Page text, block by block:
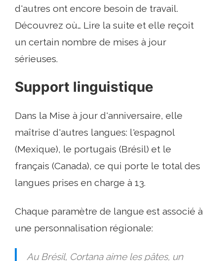
d'autres ont encore besoin de travail.
Découvrez où… Lire la suite et elle reçoit
un certain nombre de mises à jour
sérieuses.
Support linguistique
Dans la Mise à jour d'anniversaire, elle
maîtrise d'autres langues: l'espagnol
(Mexique), le portugais (Brésil) et le
français (Canada), ce qui porte le total des
langues prises en charge à 13.
Chaque paramètre de langue est associé à
une personnalisation régionale:
Au Brésil, Cortana aime les pâtes, un